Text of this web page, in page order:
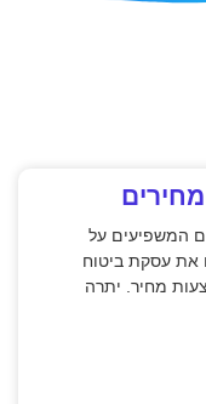
המשפיעים על
את עסקת ביטוח
מחיר. יתרה